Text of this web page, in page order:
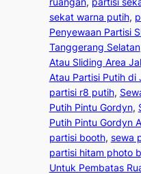
sekat warna putih,
Penyewaan Partisi
Tanggerang Selatan
Atau Sliding Area
Atau Partisi Putih di
partisi r8 putih,
Putih Pintu Gordyn,
Putih Pintu Gordyn
partisi booth, sewa
partisi hitam photo
Untuk Pembatas